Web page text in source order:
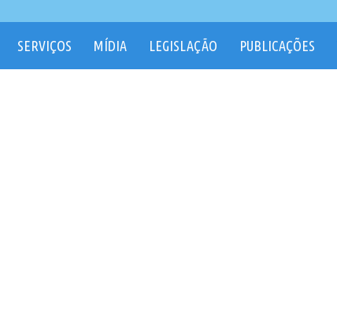
SERVIÇOS MÍDIA LEGISLAÇÃO PUBLICAÇÕES